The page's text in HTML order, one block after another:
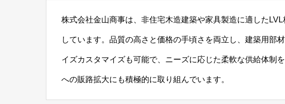
株式会社金山商事は、非住宅木造建築や家具製造に適した
しています。品質の高さと価格の手頃さを両立し、建築用部
イズカスタマイズも可能で、ニーズに応じた柔軟な供給体制
への販路拡大にも積極的に取り組んでいます。